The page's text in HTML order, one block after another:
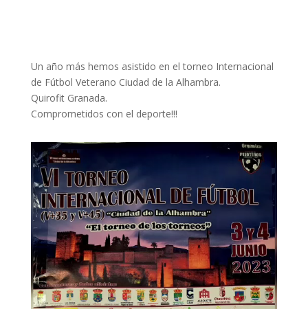
Un año más hemos asistido en el torneo Internacional
de Fútbol Veterano Ciudad de la Alhambra.
Quirofit Granada.
Comprometidos con el deporte!!!